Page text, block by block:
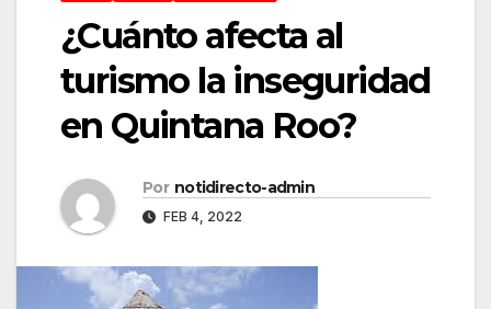
¿Cuánto afecta al
turismo la inseguridad
en Quintana Roo?
Por notidirecto-admin
FEB 4, 2022